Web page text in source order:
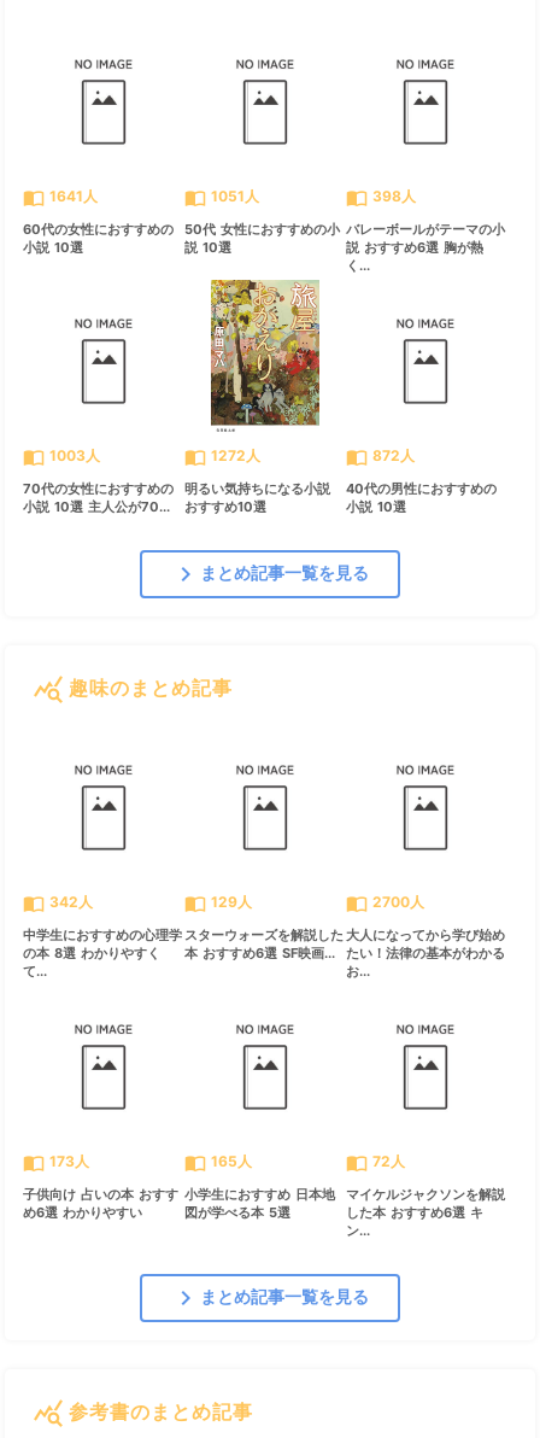
import_contacts 1641人
60代の女性におすすめの
小説 10選
import_contacts 1051人
50代 女性におすすめの小
説 10選
import_contacts 398人
バレーボールがテーマの小
説 おすすめ6選 胸が熱
く...
import_contacts 1003人
70代の女性におすすめの
小説 10選 主人公が70...
import_contacts 1272人
明るい気持ちになる小説
おすすめ10選
import_contacts 872人
40代の男性におすすめの
小説 10選
chevron_right まとめ記事一覧を見る
query_stats 趣味のまとめ記事
import_contacts 342人
中学生におすすめの心理学
の本 8選 わかりやすく
て...
import_contacts 129人
スターウォーズを解説した
本 おすすめ6選 SF映画...
import_contacts 2700人
大人になってから学び始め
たい！法律の基本がわかる
お...
import_contacts 173人
子供向け 占いの本 おすす
め6選 わかりやすい
import_contacts 165人
小学生におすすめ 日本地
図が学べる本 5選
import_contacts 72人
マイケルジャクソンを解説
した本 おすすめ6選 キ
ン...
chevron_right まとめ記事一覧を見る
query_stats 参考書のまとめ記事